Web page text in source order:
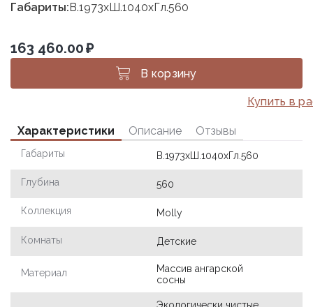
Габариты:В.1973хШ.1040хГл.560
163 460.00₽
В корзину
Купить в
Характеристики Описание Отзывы
Габариты В.1973хШ.1040хГл.560
Глубина 560
Коллекция Molly
Комнаты Детские
Материал
Массив ангарской
сосны